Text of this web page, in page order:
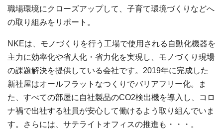
職場環境にクローズアップして、子育て環境づくりなどへ
の取り組みをリポート。
NKEは、モノづくりを行う工場で使用される自動化機器を
主力に効率化や省人化・省力化を実現し、モノづくり現場
の課題解決を提供している会社です。2019年に完成した
新社屋はオールフラットなつくりでバリアフリー化。ま
た、すべての部屋に自社製品のCO2検出機を導入し、コロ
ナ禍で出社する社員が安心して働けるよう取り組んでいま
す。さらには、サテライトオフィスの推進も・・・。